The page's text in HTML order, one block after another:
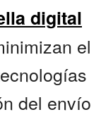
digital
el
del envío